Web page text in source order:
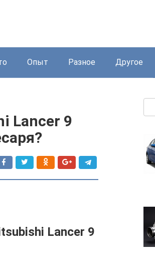
Опыт Разное Другое
Lancer 9
Lancer 9